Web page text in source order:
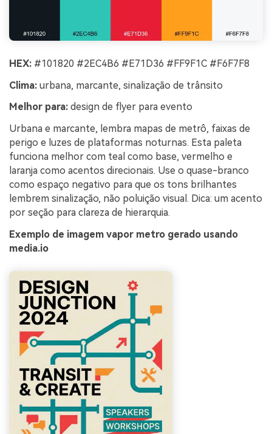
HEX: #101820 #2EC4B6 #E71D36 #FF9F1C #F6F7F8
Clima: urbana, marcante, sinalização de trânsito
Melhor para: design de flyer para evento
Urbana e marcante, lembra mapas de metrô, faixas de
perigo e luzes de plataformas noturnas. Esta paleta
funciona melhor com teal como base, vermelho e
laranja como acentos direcionais. Use o quase-branco
como espaço negativo para que os tons brilhantes
lembrem sinalização, não poluição visual. Dica: um acento
por seção para clareza de hierarquia.
Exemplo de imagem vapor metro gerado usando
media.io